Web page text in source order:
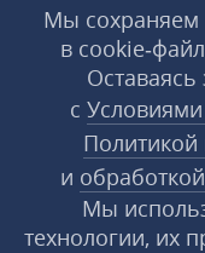
Мы сохраняем
в
Оставаясь
с
и
Мы
технологии, их